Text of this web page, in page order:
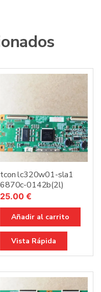
tcon lc320w01-sla1
6870c-0142b(2l)
25.00 €
Añadir al carrito
Vista Rápida